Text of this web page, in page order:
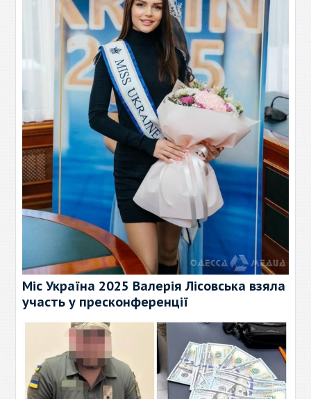
Міс Україна 2025 Валерія Лісовська взяла
участь у пресконференції